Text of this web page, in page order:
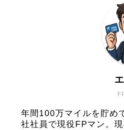
年間100万マイルを貯め
社社員で現役FPマン。